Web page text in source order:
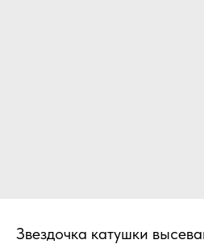
Звездочка катушки